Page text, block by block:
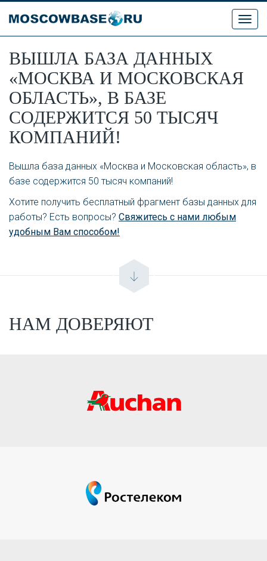
ВЫШЛА БАЗА ДАННЫХ
«МОСКВА И МОСКОВСКАЯ
ОБЛАСТЬ», В БАЗЕ
СОДЕРЖИТСЯ 50 ТЫСЯЧ
КОМПАНИЙ!
Вышла база данных «Москва и Московская область», в
базе содержится 50 тысяч компаний!
Хотите получить бесплатный фрагмент базы данных для
работы? Есть вопросы? Свяжитесь с нами любым
удобным Вам способом!
НАМ ДОВЕРЯЮТ